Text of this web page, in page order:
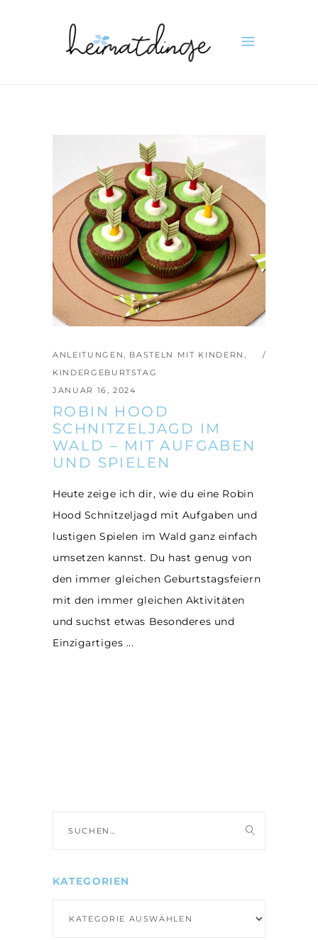
ANLEITUNGEN, BASTELN MIT KINDERN ,
KINDERGEBURTSTAG
JANUAR 16, 2024
ROBIN HOOD
SCHNITZELJAGD IM
WALD – MIT AUFGABEN
UND SPIELEN
Heute zeige ich dir, wie du eine Robin
Hood Schnitzeljagd mit Aufgaben und
lustigen Spielen im Wald ganz einfach
umsetzen kannst. Du hast genug von
den immer gleichen Geburtstagsfeiern
mit den immer gleichen Aktivitäten
und suchst etwas Besonderes und
Einzigartiges
nach:
KATEGORIEN